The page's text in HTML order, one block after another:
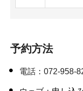
予約方法
電話：072-958-